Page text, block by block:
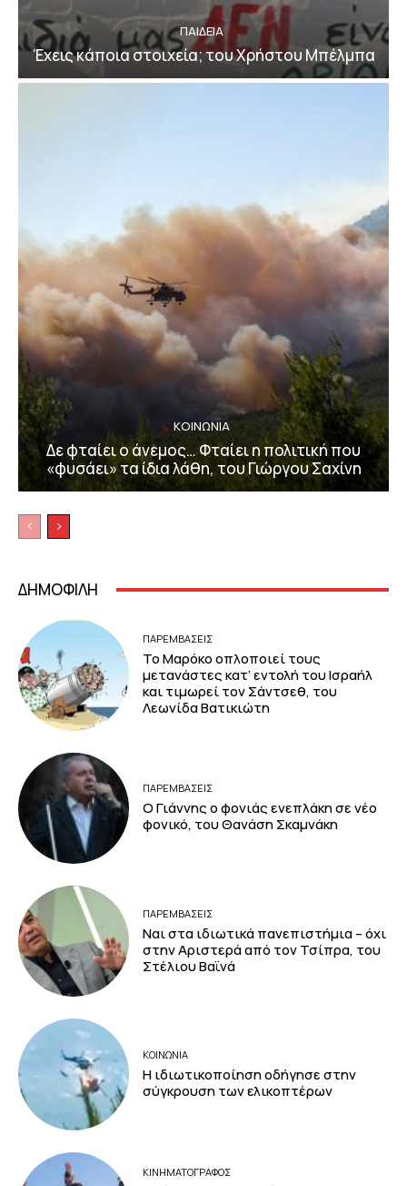
ΠΑΙΔΕΙΑ
Έχεις κάποια στοιχεία; του Χρήστου Μπέλμπα
ΚΟΙΝΩΝΙΑ
Δε φταίει ο άνεμος… Φταίει η πολιτική που
«φυσάει» τα ίδια λάθη, του Γιώργου Σαχίνη
ΔΗΜΟΦΙΛΗ
ΠΑΡΕΜΒΑΣΕΙΣ
Το Μαρόκο οπλοποιεί τους
μετανάστες κατ’ εντολή του Ισραήλ
και τιμωρεί τον Σάντσεθ, του
Λεωνίδα Βατικιώτη
ΠΑΡΕΜΒΑΣΕΙΣ
Ο Γιάννης ο φονιάς ενεπλάκη σε νέο
φονικό, του Θανάση Σκαμνάκη
ΠΑΡΕΜΒΑΣΕΙΣ
Ναι στα ιδιωτικά πανεπιστήμια – όχι
στην Αριστερά από τον Τσίπρα, του
Στέλιου Βαϊνά
ΚΟΙΝΩΝΙΑ
Η ιδιωτικοποίηση οδήγησε στην
σύγκρουση των ελικοπτέρων
ΚΙΝΗΜΑΤΟΓΡΆΦΟΣ